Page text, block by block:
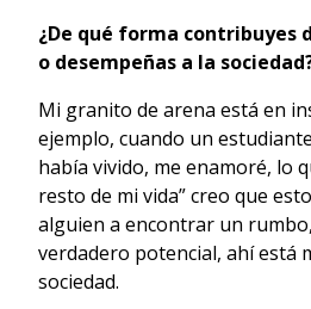
¿De qué forma contribuyes
o desempeñas a la
Mi granito de arena está en
ejemplo, cuando un
había vivido, me enamoré, lo
resto de mi vida” creo que
alguien a encontrar un
verdadero potencial, ahí está
sociedad.